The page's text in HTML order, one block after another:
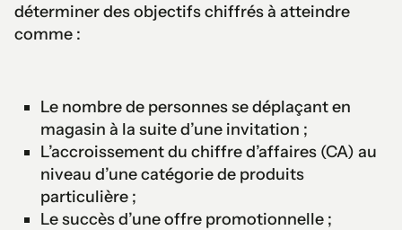
déterminer des objectifs chiffrés à atteindre
comme :
Le nombre de personnes se déplaçant en
magasin à la suite d’une invitation ;
L’accroissement du chiffre d’affaires (CA) au
niveau d’une catégorie de produits
particulière ;
Le succès d’une offre promotionnelle ;